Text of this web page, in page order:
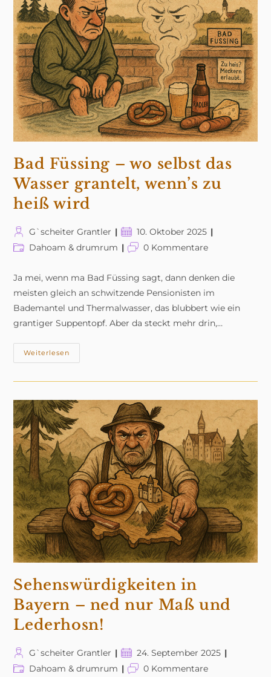
Übung
In
Passau!
Bad Füssing – wo selbst das
Wasser grantelt, wenn’s zu
heiß wird
Beitrags-
Autor:
G`scheiter Grantler
Beitrag
veröffentlicht:
10. Oktober 2025
Beitrags-
Dahoam & drumrum
Beitrags-
0 Kommentare
Ja mei, wenn ma Bad Füssing sagt, dann denken die
meisten gleich an schwitzende Pensionisten im
Bademantel und Thermalwasser, das blubbert wie ein
grantiger Suppentopf. Aber da steckt mehr drin,…
Weiterlesen
Füssing
Wo
Wasser
Grantelt,
Wenn’s
Zu
Heiß
Wird
Sehenswürdigkeiten in
Bayern – ned nur Maß und
Lederhosn!
Beitrags-
Autor:
G`scheiter Grantler
Beitrag
veröffentlicht:
24. September 2025
Beitrags-
Dahoam & drumrum
Beitrags-
0 Kommentare